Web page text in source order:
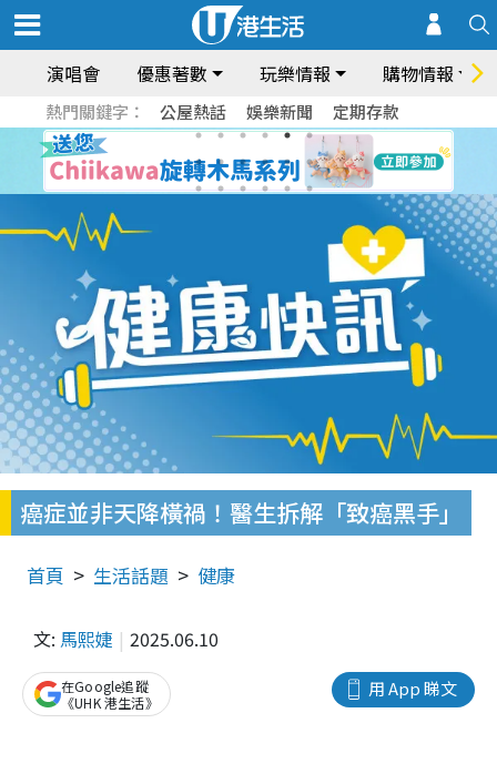
演唱會 優惠著數 玩樂情報 購物情報
熱門關鍵字： 公屋熱話 娛樂新聞 定期存款
癌症並非天降橫禍！醫生拆解「致癌黑手」
首頁 生活話題 健康
文: 馬熙婕 2025.06.10
用 App 睇文
在Google追蹤
《UHK 港生活》